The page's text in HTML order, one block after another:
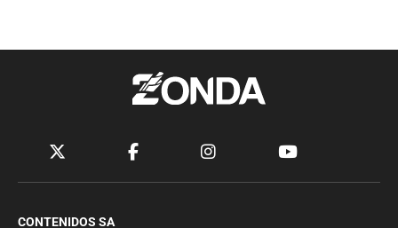
CONTENIDOS SA